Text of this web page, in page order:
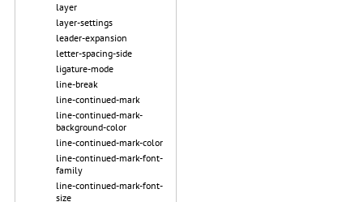
layer
layer-settings
leader-expansion
letter-spacing-side
ligature-mode
line-break
line-continued-mark
line-continued-mark-
background-color
line-continued-mark-color
line-continued-mark-font-
family
line-continued-mark-font-
size